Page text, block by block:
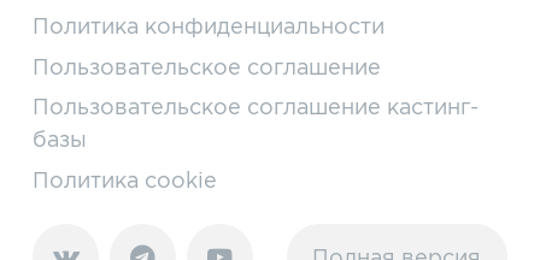
Политика конфиденциальности
Пользовательское соглашение
Пользовательское соглашение кастинг-
базы
Политика cookie